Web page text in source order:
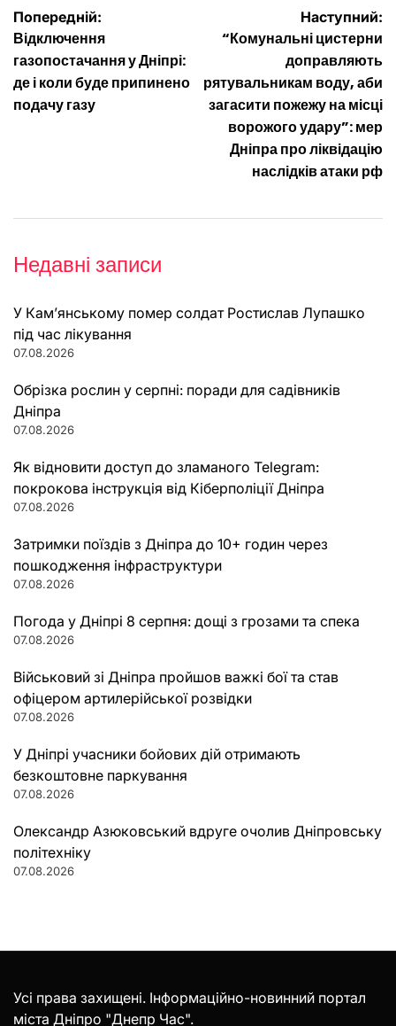
Навігація
записів
Попередній:
Відключення
газопостачання у Дніпрі:
де і коли буде припинено
подачу газу
Наступний:
“Комунальні цистерни
доправляють
рятувальникам воду, аби
загасити пожежу на місці
ворожого удару”: мер
Дніпра про ліквідацію
наслідків атаки рф
Недавні записи
У Кам’янському помер солдат Ростислав Лупашко
під час лікування
07.08.2026
Обрізка рослин у серпні: поради для садівників
Дніпра
07.08.2026
Як відновити доступ до зламаного Telegram:
покрокова інструкція від Кіберполіції Дніпра
07.08.2026
Затримки поїздів з Дніпра до 10+ годин через
пошкодження інфраструктури
07.08.2026
Погода у Дніпрі 8 серпня: дощі з грозами та спека
07.08.2026
Військовий зі Дніпра пройшов важкі бої та став
офіцером артилерійської розвідки
07.08.2026
У Дніпрі учасники бойових дій отримають
безкоштовне паркування
07.08.2026
Олександр Азюковський вдруге очолив Дніпровську
політехніку
07.08.2026
Усі права захищені. Інформаційно-новинний портал
міста Дніпро "Днепр Час".